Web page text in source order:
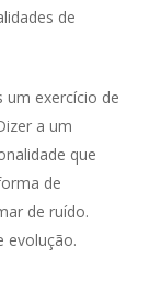
de
um exercício de
a um
que
de
de ruído.
evolução.